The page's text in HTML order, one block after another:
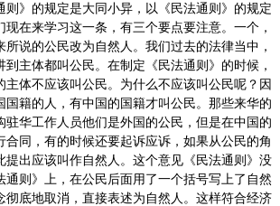
》的规定是大同小异，以《民法通则》的规定
在来学习这一条，有三个要点要注意。一个，
说的公民改为自然人。我们过去的法律当中，
主体都叫公民。在制定《民法通则》的时候，
体不应该叫公民。为什么不应该叫公民呢？因
国籍的人，有中国的国籍才叫公民。那些来华的
华工作人员他们是外国的公民，但是在中国的
同，有的时候还要起诉应诉，如果从公民的角
提出应该叫作自然人。这个意见《民法通则》没
则》上，在公民后面用了一个括号写上了自然
彻底地取消，直接表述为自然人。这样符合经济